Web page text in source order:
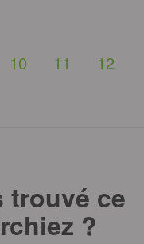
10 11 12
trouvé ce
?